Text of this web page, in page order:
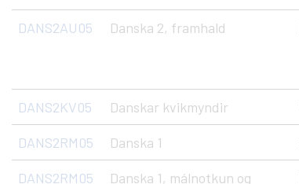
DANS2AU05 Danska 2, framhald
DANS2KV05 Danskar kvikmyndir
DANS2RM05 Danska 1
DANS2RM05
Danska 1, málnotkun og